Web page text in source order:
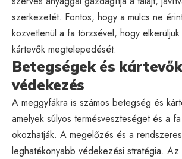
szerkezetét. Fontos, hogy a mulcs ne
közvetlenül a fa törzsével, hogy
kártevők megtelepedését.
Betegségek és
védekezés
A meggyfákra is számos betegség és
amelyek súlyos termésveszteséget és a
okozhatják. A megelőzés és a
leghatékonyabb védekezési stratégia. Az